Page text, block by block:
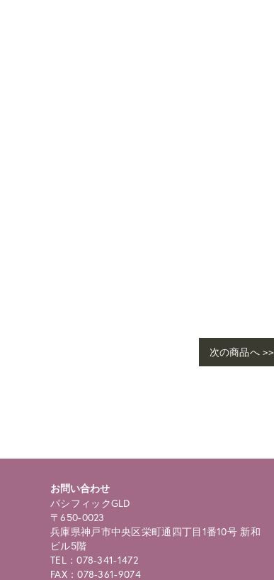
次の商品へ >>
お問い合わせ
パシフィックGLD
〒650-0023
兵庫県神戸市中央区栄町通四丁目1番10号 新和
ビル5階
TEL：078-341-1472
FAX：078-361-9074